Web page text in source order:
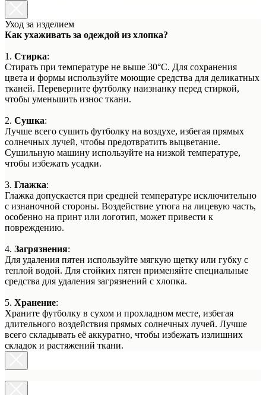
Уход за изделием
Как ухаживать за одеждой из хлопка?
1. Стирка:
Стирать при температуре не выше 30°C. Для сохранения
цвета и формы используйте моющие средства для деликатных
тканей. Переверните футболку наизнанку перед стиркой,
чтобы уменьшить износ ткани.
2. Сушка:
Лучше всего сушить футболку на воздухе, избегая прямых
солнечных лучей, чтобы предотвратить выцветание.
Сушильную машину используйте на низкой температуре,
чтобы избежать усадки.
3. Глажка:
Глажка допускается при средней температуре исключительно
с изнаночной стороны. Воздействие утюга на лицевую часть,
особенно на принт или логотип, может привести к
повреждению.
4. Загрязнения:
Для удаления пятен используйте мягкую щетку или губку с
теплой водой. Для стойких пятен применяйте специальные
средства для удаления загрязнений с хлопка.
5. Хранение:
Храните футболку в сухом и прохладном месте, избегая
длительного воздействия прямых солнечных лучей. Лучше
всего складывать её аккуратно, чтобы избежать излишних
складок и растяжений ткани.